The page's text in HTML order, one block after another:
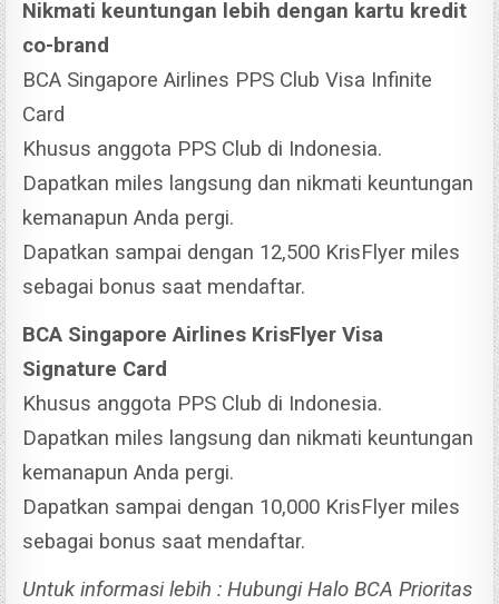
Nikmati keuntungan lebih dengan kartu kredit
co-brand
BCA Singapore Airlines PPS Club Visa Infinite
Card
Khusus anggota PPS Club di Indonesia.
Dapatkan miles langsung dan nikmati keuntungan
kemanapun Anda pergi.
Dapatkan sampai dengan 12,500 KrisFlyer miles
sebagai bonus saat mendaftar.
BCA Singapore Airlines KrisFlyer Visa
Signature Card
Khusus anggota PPS Club di Indonesia.
Dapatkan miles langsung dan nikmati keuntungan
kemanapun Anda pergi.
Dapatkan sampai dengan 10,000 KrisFlyer miles
sebagai bonus saat mendaftar.
Untuk informasi lebih : Hubungi Halo BCA Prioritas